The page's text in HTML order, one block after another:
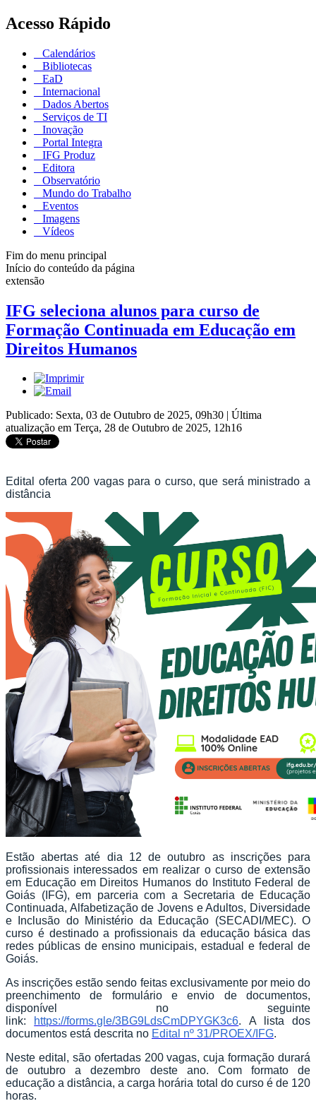
Acesso Rápido
Calendários
Bibliotecas
EaD
Internacional
Dados Abertos
Serviços de TI
Inovação
Portal Integra
IFG Produz
Editora
Observatório
Mundo do Trabalho
Eventos
Imagens
Vídeos
Fim do menu principal
Início do conteúdo da página
extensão
IFG seleciona alunos para curso de
Formação Continuada em Educação em
Direitos Humanos
Publicado: Sexta, 03 de Outubro de 2025, 09h30 | Última
atualização em Terça, 28 de Outubro de 2025, 12h16
Edital oferta 200 vagas para o curso, que será ministrado a
distância
Estão abertas até dia 12 de outubro as inscrições para
profissionais interessados em realizar o curso de extensão
em Educação em Direitos Humanos do Instituto Federal de
Goiás (IFG), em parceria com a Secretaria de Educação
Continuada, Alfabetização de Jovens e Adultos, Diversidade
e Inclusão do Ministério da Educação (SECADI/MEC). O
curso é destinado a profissionais da educação básica das
redes públicas de ensino municipais, estadual e federal de
Goiás.
As inscrições estão sendo feitas exclusivamente por meio do
preenchimento de formulário e envio de documentos,
disponível no seguinte
link:
https://forms.gle/3BG9LdsCmDPYGK3c6. A lista dos
documentos está descrita no Edital nº 31/PROEX/IFG.
Neste edital, são ofertadas 200 vagas, cuja formação durará
de outubro a dezembro deste ano. Com formato de
educação a distância, a carga horária total do curso é de 120
horas.